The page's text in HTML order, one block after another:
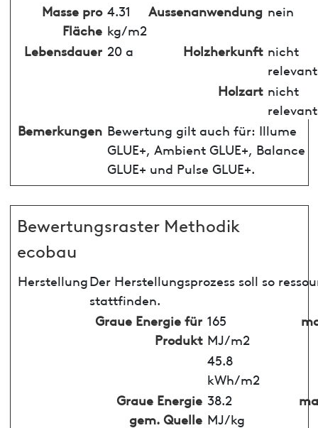
Masse pro
Fläche
4.31
kg/m2
Aussenanwendung nein
Lebensdauer 20 a Holzherkunft nicht
relevant
Holzart nicht
relevant
Bemerkungen Bewertung gilt auch für: Illume
GLUE+, Ambient GLUE+, Balance
GLUE+ und Pulse GLUE+.
Bewertungsraster Methodik
ecobau
HerstellungDer Herstellungsprozess soll so
stattfinden.
Graue Energie für
Produkt
165
MJ/m2
45.8
kWh/m2
Graue Energie
gem. Quelle
38.2
MJ/kg